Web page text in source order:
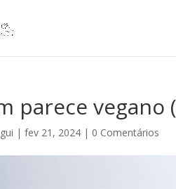
parece vegano
|fev 21, 2024 | 0 Comentários